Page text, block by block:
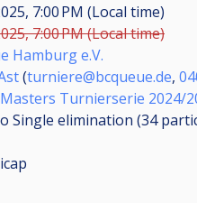
7:00 PM (Local time)
7:00 PM (Local time)
Hamburg e.V.
(turniere@bcqueue.de,
Turnierserie 2024/
Single elimination (34